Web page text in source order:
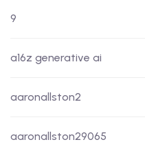
9
a16z generative ai
aaronallston2
aaronallston29065